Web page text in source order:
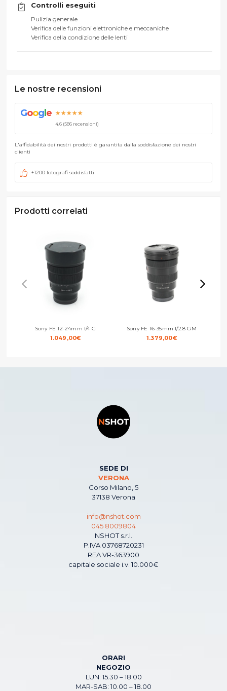
Controlli eseguiti
Pulizia generale
Verifica delle funzioni elettroniche e meccaniche
Verifica della condizione delle lenti
Le nostre recensioni
Goog e ★★★★★
4.6 (586 recensioni)
L'affidabilità dei nostri prodotti è garantita dalla soddisfazione dei nostri
clienti
+1200 fotografi soddisfatti
Prodotti correlati
Sony FE 12-24mm f/4 G
1.049,00€
Sony FE 16-35mm f/2.8 GM
1.379,00€
SEDE DI
VERONA
Corso Milano, 5
37138 Verona
info@nshot.com
045 8009804
NSHOT s.r.l.
P.IVA 03768720231
REA VR-363900
capitale sociale i.v. 10.000€
ORARI
NEGOZIO
LUN: 15.30 – 18.00
MAR-SAB: 10.00 – 18.00